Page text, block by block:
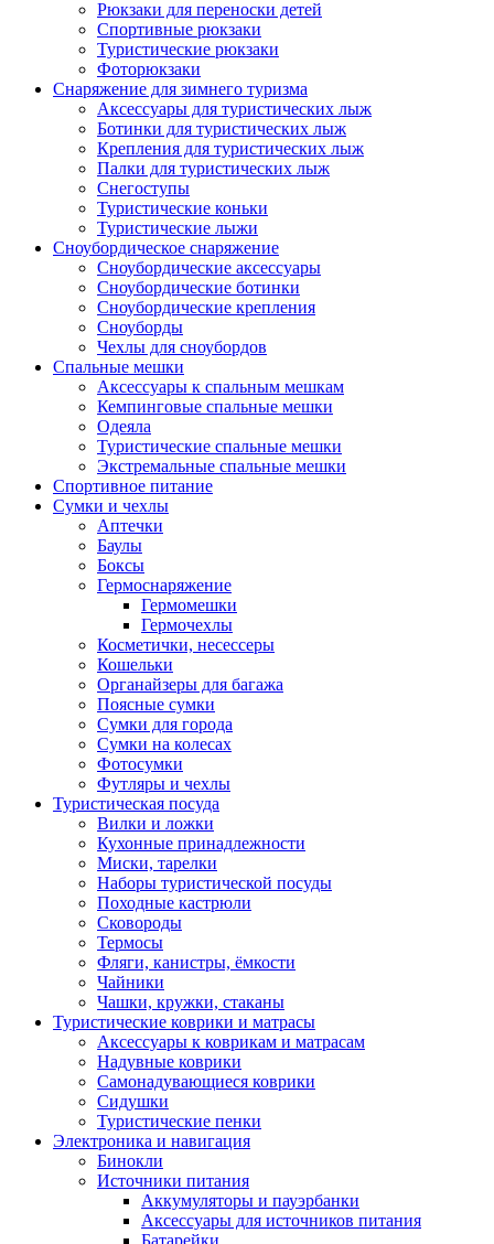
Рюкзаки для переноски детей
Спортивные рюкзаки
Туристические рюкзаки
Фоторюкзаки
Снаряжение для зимнего туризма
Аксессуары для туристических лыж
Ботинки для туристических лыж
Крепления для туристических лыж
Палки для туристических лыж
Снегоступы
Туристические коньки
Туристические лыжи
Сноубордическое снаряжение
Сноубордические аксессуары
Сноубордические ботинки
Сноубордические крепления
Сноуборды
Чехлы для сноубордов
Спальные мешки
Аксессуары к спальным мешкам
Кемпинговые спальные мешки
Одеяла
Туристические спальные мешки
Экстремальные спальные мешки
Спортивное питание
Сумки и чехлы
Аптечки
Баулы
Боксы
Гермоснаряжение
Гермомешки
Гермочехлы
Косметички, несессеры
Кошельки
Органайзеры для багажа
Поясные сумки
Сумки для города
Сумки на колесах
Фотосумки
Футляры и чехлы
Туристическая посуда
Вилки и ложки
Кухонные принадлежности
Миски, тарелки
Наборы туристической посуды
Походные кастрюли
Сковороды
Термосы
Фляги, канистры, ёмкости
Чайники
Чашки, кружки, стаканы
Туристические коврики и матрасы
Аксессуары к коврикам и матрасам
Надувные коврики
Самонадувающиеся коврики
Сидушки
Туристические пенки
Электроника и навигация
Бинокли
Источники питания
Аккумуляторы и пауэрбанки
Аксессуары для источников питания
Батарейки